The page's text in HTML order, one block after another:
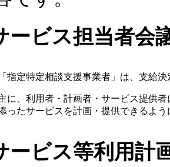
ービス担当者会
「指定特定相談支援事業者」は、支給
に、利用者・計画者・サービス提供
ったサービスを計画・提供できるよう
ービス等利用計